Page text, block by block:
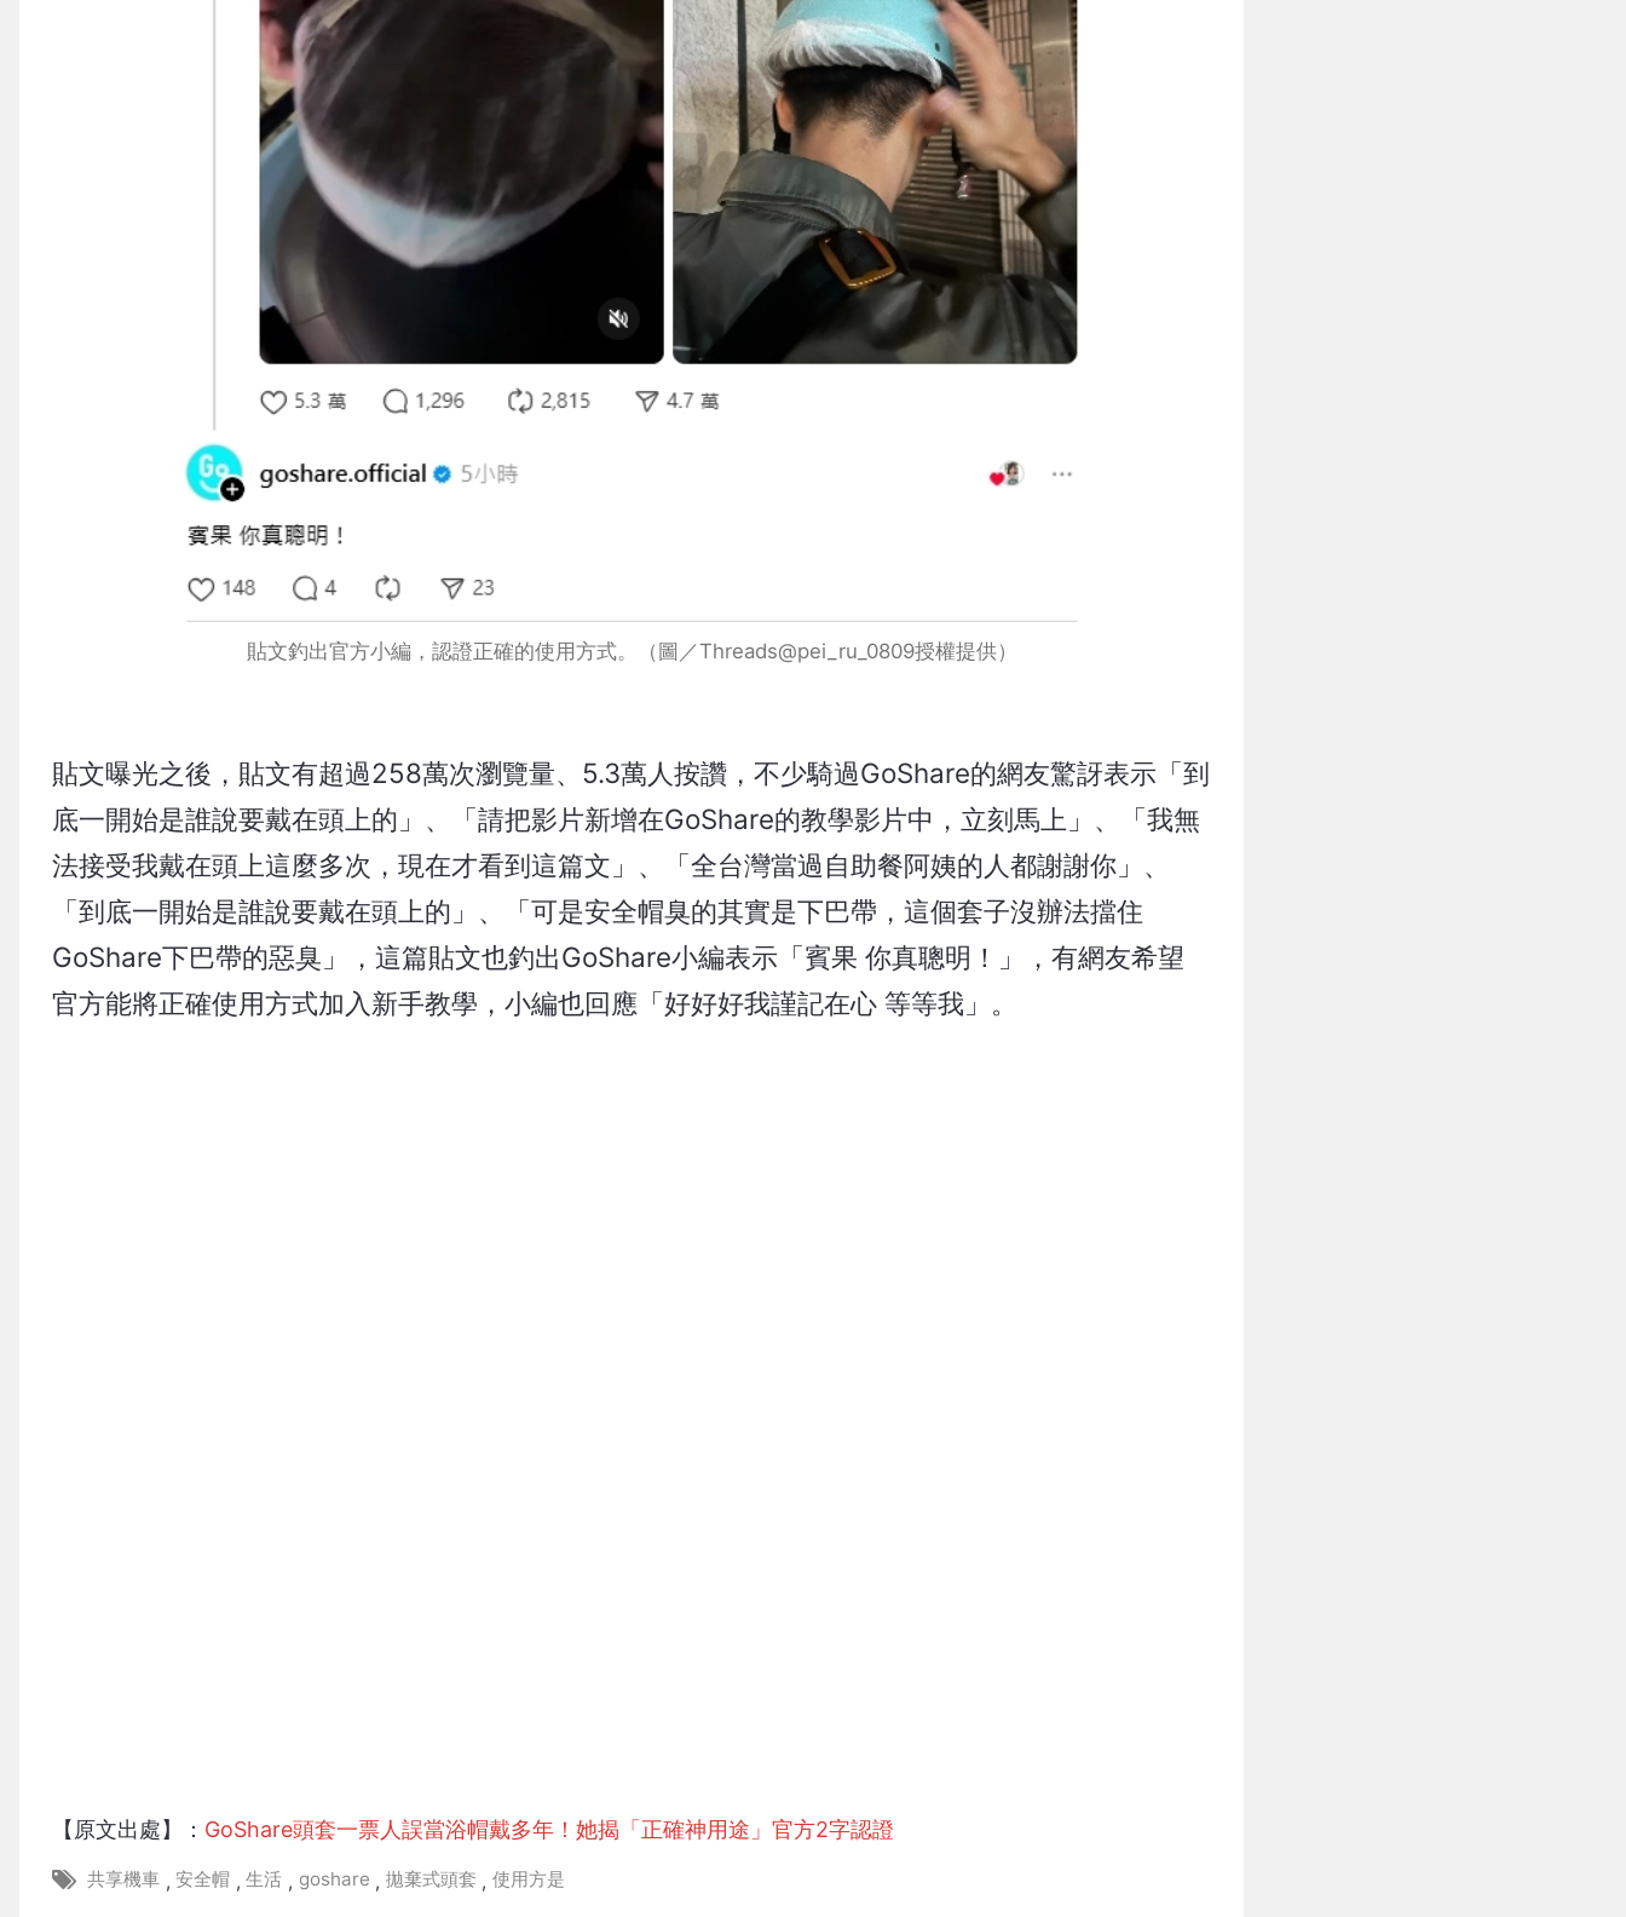
貼文釣出官方小編，認證正確的使用方式。（圖／Threads@pei_ru_0809授權提供）
貼文曝光之後，貼文有超過258萬次瀏覽量、5.3萬人按讚，不少騎過GoShare的網友驚訝表示「到
底一開始是誰說要戴在頭上的」、「請把影片新增在GoShare的教學影片中，立刻馬上」、「我無
法接受我戴在頭上這麼多次，現在才看到這篇文」、「全台灣當過自助餐阿姨的人都謝謝你」、
「到底一開始是誰說要戴在頭上的」、「可是安全帽臭的其實是下巴帶，這個套子沒辦法擋住
GoShare下巴帶的惡臭」，這篇貼文也釣出GoShare小編表示「賓果 你真聰明！」，有網友希望
官方能將正確使用方式加入新手教學，小編也回應「好好好我謹記在心 等等我」。
【原文出處】： GoShare頭套一票人誤當浴帽戴多年！她揭「正確神用途」官方2字認證
共享機車 , 安全帽 , 生活 , goshare , 拋棄式頭套 , 使用方是